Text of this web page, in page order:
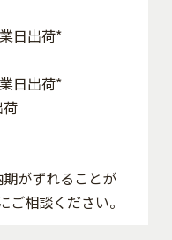
日出荷*
日出荷*
がずれることが
ご相談ください。